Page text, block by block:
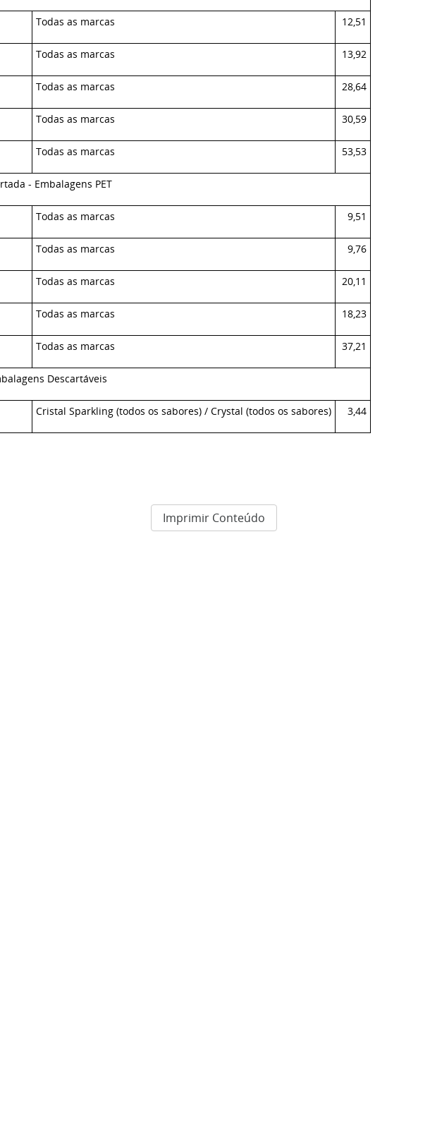
Todas as marcas 12,51
Todas as marcas 13,92
Todas as marcas 28,64
Todas as marcas 30,59
Todas as marcas 53,53
- Embalagens PET
Todas as marcas 9,51
Todas as marcas 9,76
Todas as marcas 20,11
Todas as marcas 18,23
Todas as marcas 37,21
Descartáveis
Cristal Sparkling (todos os sabores) / Crystal (todos os sabores) 3,44
Imprimir Conteúdo